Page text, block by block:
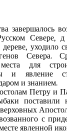
завершалось
Севере,
уходило
Севера.
для
и явление
и знанием.
Петру и
поставили
с
явленной